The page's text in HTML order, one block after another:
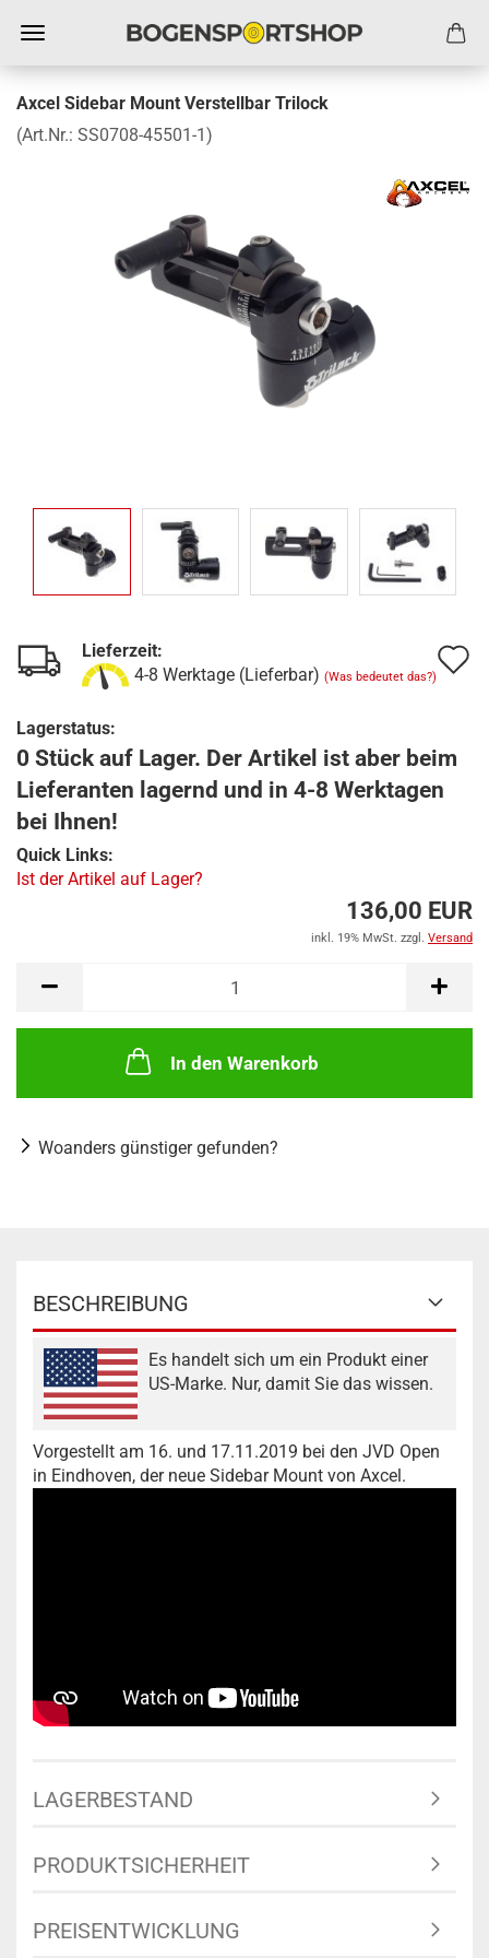
Axcel Sidebar Mount Verstellbar Trilock
(Art.Nr.: SS0708-45501-1)
Lieferzeit:
4-8 Werktage (Lieferbar) (Was bedeutet das?)
Lagerstatus:
0 Stück auf Lager. Der Artikel ist aber beim
Lieferanten lagernd und in 4-8 Werktagen
bei Ihnen!
Quick Links:
Ist der Artikel auf Lager?
136,00 EUR
inkl. 19% MwSt. zzgl. Versand
In den Warenkorb
Woanders günstiger gefunden?
BESCHREIBUNG
Es handelt sich um ein Produkt einer
US-Marke. Nur, damit Sie das wissen.
Vorgestellt am 16. und 17.11.2019 bei den JVD Open
in Eindhoven, der neue Sidebar Mount von Axcel.
LAGERBESTAND
PRODUKTSICHERHEIT
PREISENTWICKLUNG